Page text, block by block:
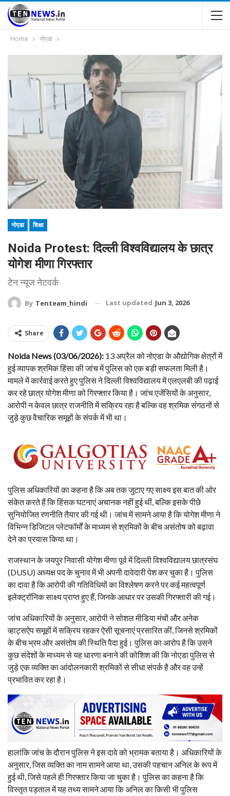
Home नोएडा
नोएडा शिक्षा
Noida Protest: दिल्ली विश्वविद्यालय के छात्र
योगेश मीणा गिरफ्तार
टेन न्यूज नेटवर्क
By Tenteam_hindi Last updated Jun 3, 2026
Share
Noida News (03/06/2026): 13 अप्रैल को नोएडा के औद्योगिक क्षेत्रों में
हुई व्यापक श्रमिक हिंसा की जांच में पुलिस को एक बड़ी सफलता मिली है।
मामले में कार्रवाई करते हुए पुलिस ने दिल्ली विश्वविद्यालय में एलएलबी की पढ़ाई
कर रहे छात्र योगेश मीणा को गिरफ्तार किया है। जांच एजेंसियों के अनुसार,
आरोपी न केवल छात्र राजनीति में सक्रिय रहा है बल्कि वह श्रमिक संगठनों से
जुड़े कुछ वैचारिक समूहों के संपर्क में भी था।
पुलिस अधिकारियों का कहना है कि अब तक जुटाए गए साक्ष्य इस बात की ओर
संकेत करते हैं कि हिंसक घटनाएं अचानक नहीं हुई थीं, बल्कि इसके पीछे
सुनियोजित रणनीति तैयार की गई थी। जांच में सामने आया है कि योगेश मीणा ने
विभिन्न डिजिटल प्लेटफॉर्मों के माध्यम से श्रमिकों के बीच असंतोष को बढ़ावा
देने का प्रयास किया था।
राजस्थान के जयपुर निवासी योगेश मीणा पूर्व में दिल्ली विश्वविद्यालय छात्रसंघ
(DUSU) अध्यक्ष पद के चुनाव में भी अपनी दावेदारी पेश कर चुका है। पुलिस
का दावा है कि आरोपी की गतिविधियों का विश्लेषण करने पर कई महत्वपूर्ण
इलेक्ट्रॉनिक साक्ष्य प्राप्त हुए हैं, जिनके आधार पर उसकी गिरफ्तारी की गई।
जांच अधिकारियों के अनुसार, आरोपी ने सोशल मीडिया मंचों और अनेक
व्हाट्सऐप समूहों में सक्रिय रहकर ऐसी सूचनाएं प्रसारित कीं, जिनसे श्रमिकों
के बीच भ्रम और असंतोष की स्थिति पैदा हुई। पुलिस का आरोप है कि उसने
कुछ संदेशों के माध्यम से यह धारणा बनाने की कोशिश की कि नोएडा पुलिस से
जुड़े एक व्यक्ति का आंदोलनकारी श्रमिकों से सीधा संपर्क है और वह उन्हें
प्रभावित कर रहा है।
हालांकि जांच के दौरान पुलिस ने इस दावे को भ्रामक बताया है। अधिकारियों के
अनुसार, जिस व्यक्ति का नाम सामने आया था, उसकी पहचान अनिल के रूप में
हुई थी, जिसे पहले ही गिरफ्तार किया जा चुका है। पुलिस का कहना है कि
विस्तृत पड़ताल में यह तथ्य सामने आया कि अनिल का किसी भी पुलिस